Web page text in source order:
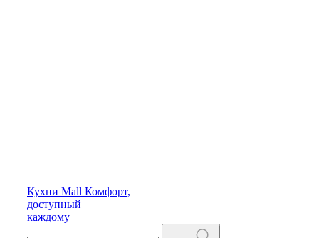
Кухни Mall Комфорт,
доступный
каждому